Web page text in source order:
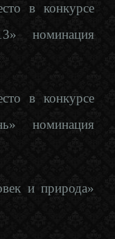
в конкурсе
номинация
в конкурсе
номинация
и природа»